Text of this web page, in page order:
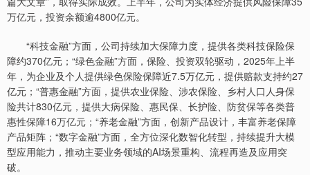
万亿元，投资余额逾4800亿元。
“科技金融”方面，公司持续加大保障力度，提供各类科技保险保
障约370亿元；“绿色金融”方面，保险、投资双轮驱动，2025年上半
年，为企业及个人提供绿色保险保障近7.5万亿元，提供赔款支持约27
亿元；“普惠金融”方面，提供农业保险、涉农保险、乡村人口人身保
险共计830亿元，提供大病保险、惠民保、长护险、防贫保等各类普
惠性保障16万亿元；“养老金融”方面，创新产品设计，丰富养老保障
产品矩阵；“数字金融”方面，全方位深化数智化转型，持续提升大模
型应用能力，推动主要业务领域的AI场景重构、流程再造及应用突
破。